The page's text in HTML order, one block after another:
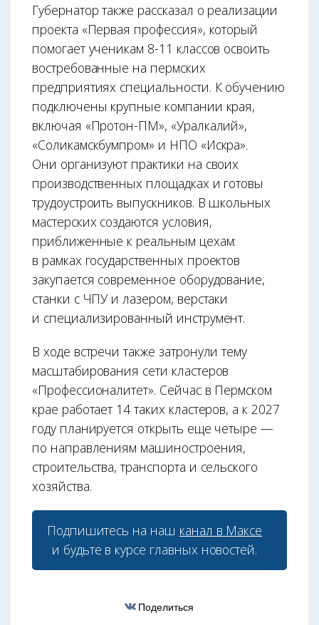
Губернатор также рассказал о реализации
проекта «Первая профессия», который
помогает ученикам 8-11 классов освоить
востребованные на пермских
предприятиях специальности. К обучению
подключены крупные компании края,
включая «Протон-ПМ», «Уралкалий»,
«Соликамскбумпром» и НПО «Искра».
Они организуют практики на своих
производственных площадках и готовы
трудоустроить выпускников. В школьных
мастерских создаются условия,
приближенные к реальным цехам:
в рамках государственных проектов
закупается современное оборудование,
станки с ЧПУ и лазером, верстаки
и специализированный инструмент.
В ходе встречи также затронули тему
масштабирования сети кластеров
«Профессионалитет». Сейчас в Пермском
крае работает 14 таких кластеров, а к 2027
году планируется открыть еще четыре —
по направлениям машиностроения,
строительства, транспорта и сельского
хозяйства.
Подпишитесь на наш канал в Максе
и будьте в курсе главных новостей.
Поделиться